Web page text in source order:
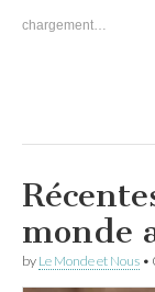
chargement…
monde
by Le Monde et Nous •